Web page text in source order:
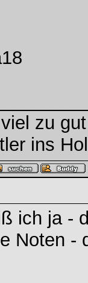
zu
ins
ich ja -
Noten -